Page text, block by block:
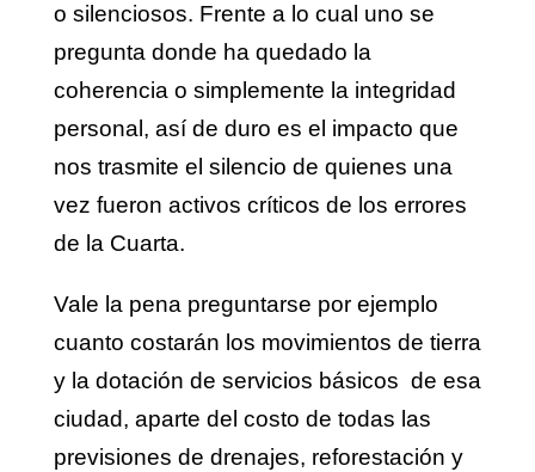
o silenciosos. Frente a lo cual uno se
pregunta donde ha quedado la
coherencia o simplemente la integridad
personal, así de duro es el impacto que
nos trasmite el silencio de quienes una
vez fueron activos críticos de los errores
de la Cuarta.
Vale la pena preguntarse por ejemplo
cuanto costarán los movimientos de tierra
y la dotación de servicios básicos de esa
ciudad, aparte del costo de todas las
previsiones de drenajes, reforestación y